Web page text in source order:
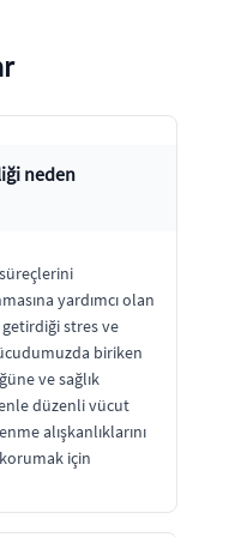
neden
yardımcı olan
stres ve
biriken
ve sağlık
düzenli vücut
alışkanlıklarını
korumak için